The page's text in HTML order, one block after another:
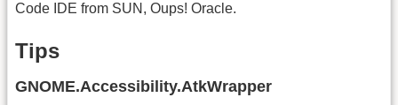
Code IDE from SUN, Oups! Oracle.
Tips
GNOME.Accessibility.AtkWrapper